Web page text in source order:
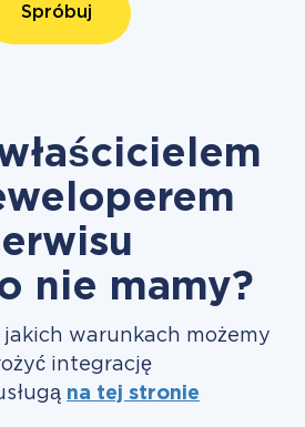
Spróbuj
nie mamy?
jakich warunkach możemy
integrację
na tej stronie